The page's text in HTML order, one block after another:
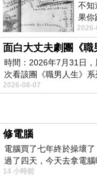
不知
果你
出一
面白大丈夫劇團《職
時間：2026年7月31日
次看該團《職男人生》
2026-08-07
修電腦
電腦買了七年終於操壞
過了四天，今天去拿電
14 小時前